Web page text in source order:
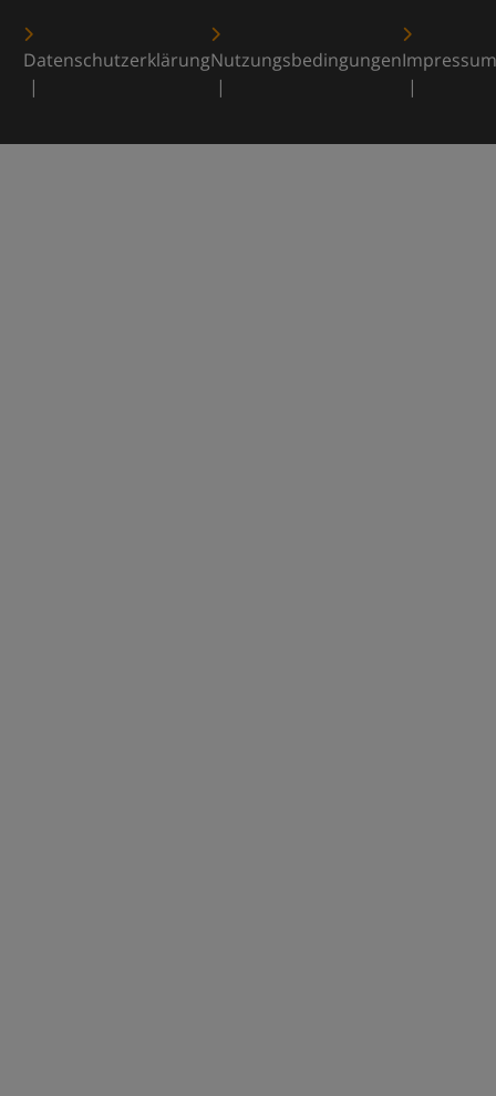
DatenschutzerklärungNutzungsbedingungenImpressum